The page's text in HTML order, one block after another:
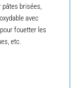
pâtes brisées,
avec
fouetter les
etc.